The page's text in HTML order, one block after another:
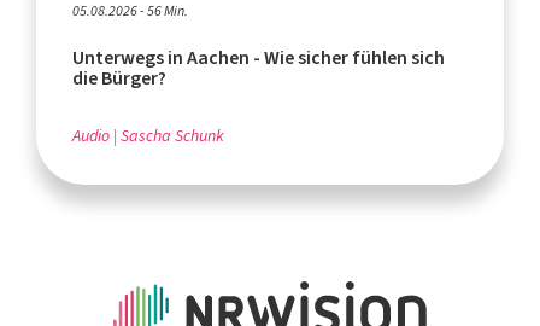
05.08.2026 - 56 Min.
Unterwegs in Aachen - Wie sicher fühlen sich
die Bürger?
Audio Sascha Schunk